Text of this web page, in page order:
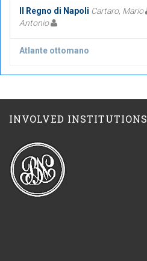
Il Regno di Napoli Cartaro, Mario
Antonio
Atlante ottomano
INVOLVED INSTITUTIONS